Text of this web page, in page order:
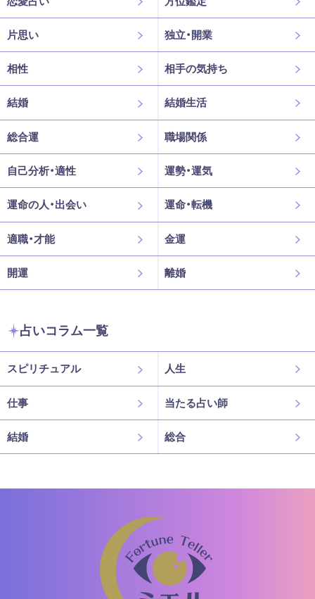
片思い 独立・開業
相性 相手の気持ち
結婚 結婚生活
総合運 職場関係
自己分析・適性 運勢・運気
運命の人・出会い 運命・転機
適職・才能 金運
開運 離婚
占いコラム一覧
スピリチュアル 人生
仕事 当たる占い師
結婚 総合